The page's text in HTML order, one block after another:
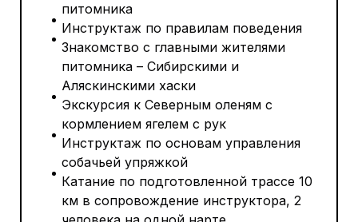
питомника
Инструктаж по правилам поведения
Знакомство с главными жителями
питомника – Сибирскими и
Аляскинскими хаски
Экскурсия к Северным оленям с
кормлением ягелем с рук
Инструктаж по основам управления
собачьей упряжкой
Катание по подготовленной трассе 10
км в сопровождение инструктора, 2